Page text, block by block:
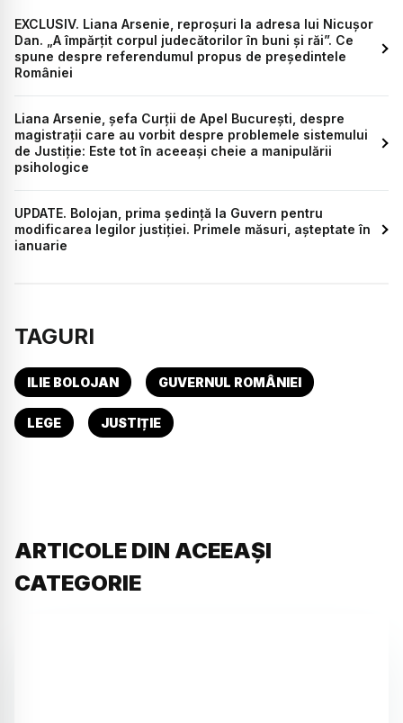
EXCLUSIV. Liana Arsenie, reproșuri la adresa lui Nicușor
Dan. „A împărțit corpul judecătorilor în buni și răi”. Ce
spune despre referendumul propus de președintele
României
Liana Arsenie, șefa Curții de Apel București, despre
magistrații care au vorbit despre problemele sistemului
de Justiție: Este tot în aceeași cheie a manipulării
psihologice
UPDATE. Bolojan, prima ședință la Guvern pentru
modificarea legilor justiției. Primele măsuri, așteptate în
ianuarie
TAGURI
ILIE BOLOJAN GUVERNUL ROMÂNIEI
LEGE JUSTIȚIE
ARTICOLE DIN ACEEAȘI
CATEGORIE